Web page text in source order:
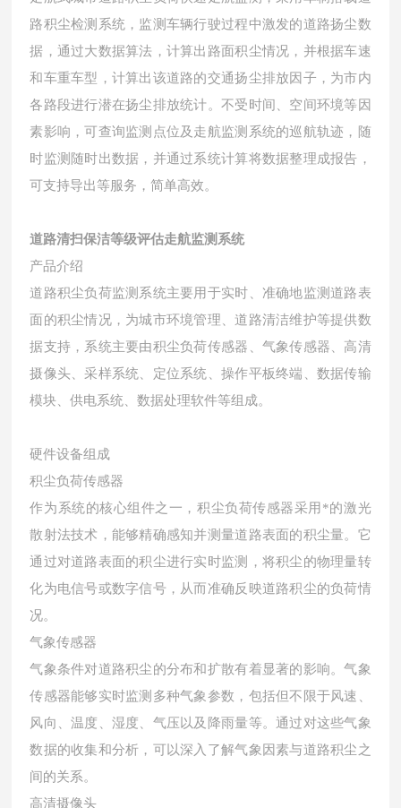
路积尘检测系统，监测车辆行驶过程中激发的道路扬尘数
据，通过大数据算法，计算出路面积尘情况，并根据车速
和车重车型，计算出该道路的交通扬尘排放因子，为市内
各路段进行潜在扬尘排放统计。不受时间、空间环境等因
素影响，可查询监测点位及走航监测系统的巡航轨迹，随
时监测随时出数据，并通过系统计算将数据整理成报告，
可支持导出等服务，简单高效。
道路清扫保洁等级评估走航监测系统
产品介绍
道路积尘负荷监测系统主要用于实时、准确地监测道路表
面的积尘情况，为城市环境管理、道路清洁维护等提供数
据支持，系统主要由积尘负荷传感器、气象传感器、高清
摄像头、采样系统、定位系统、操作平板终端、数据传输
模块、供电系统、数据处理软件等组成。
硬件设备组成
积尘负荷传感器
作为系统的核心组件之一，积尘负荷传感器采用*的激光
散射法技术，能够精确感知并测量道路表面的积尘量。它
通过对道路表面的积尘进行实时监测，将积尘的物理量转
化为电信号或数字信号，从而准确反映道路积尘的负荷情
况。
气象传感器
气象条件对道路积尘的分布和扩散有着显著的影响。气象
传感器能够实时监测多种气象参数，包括但不限于风速、
风向、温度、湿度、气压以及降雨量等。通过对这些气象
数据的收集和分析，可以深入了解气象因素与道路积尘之
间的关系。
高清摄像头